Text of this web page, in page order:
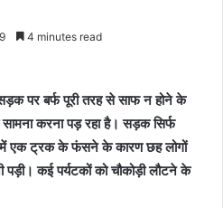
4 minutes read
पर बर्फ पूरी तरह से साफ न होने के
सामना करना पड़ रहा है। सड़क सिर्फ
में एक ट्रक के फंसने के कारण छह लोगों
पड़ी। कई पर्यटकों को चौकोड़ी लौटने के